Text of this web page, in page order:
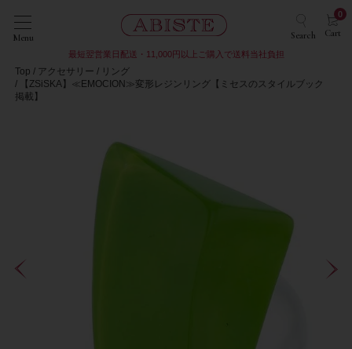
Menu Search Cart
0
最短翌営業日配送・11,000円以上ご購入で送料当社負担
Top アクセサリー
リング
【ZSiSKA】≪EMOCION≫変形レジンリング【ミセスのスタイルブック
掲載】